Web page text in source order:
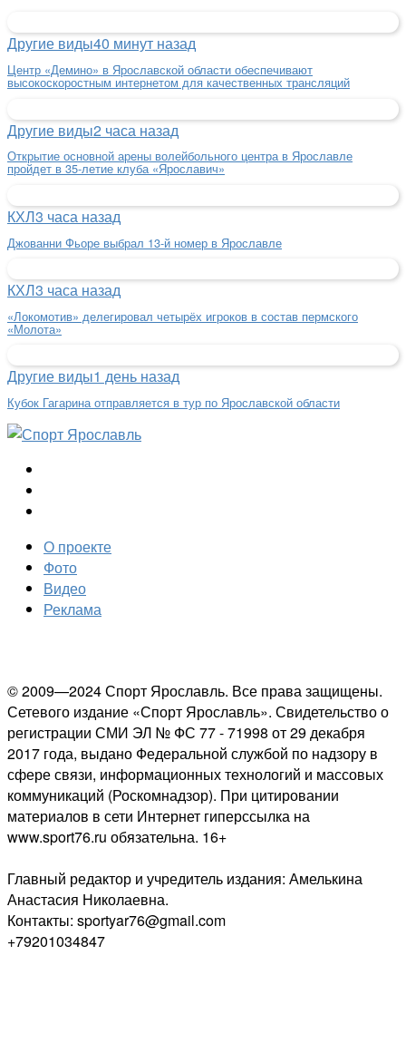
Другие виды40 минут назад
Центр «Демино» в Ярославской области обеспечивают
высокоскоростным интернетом для качественных трансляций
Другие виды2 часа назад
Открытие основной арены волейбольного центра в Ярославле
пройдет в 35-летие клуба «Ярославич»
КХЛ3 часа назад
Джованни Фьоре выбрал 13-й номер в Ярославле
КХЛ3 часа назад
«Локомотив» делегировал четырёх игроков в состав пермского
«Молота»
Другие виды1 день назад
Кубок Гагарина отправляется в тур по Ярославской области
О проекте
Фото
Видео
Реклама
© 2009—2024 Спорт Ярославль. Все права защищены.
Сетевого издание «Спорт Ярославль». Свидетельство о
регистрации СМИ ЭЛ № ФС 77 - 71998 от 29 декабря
2017 года, выдано Федеральной службой по надзору в
сфере связи, информационных технологий и массовых
коммуникаций (Роскомнадзор). При цитировании
материалов в сети Интернет гиперссылка на
www.sport76.ru обязательна. 16+
Главный редактор и учредитель издания: Амелькина
Анастасия Николаевна.
Контакты: sportyar76@gmail.com
+79201034847